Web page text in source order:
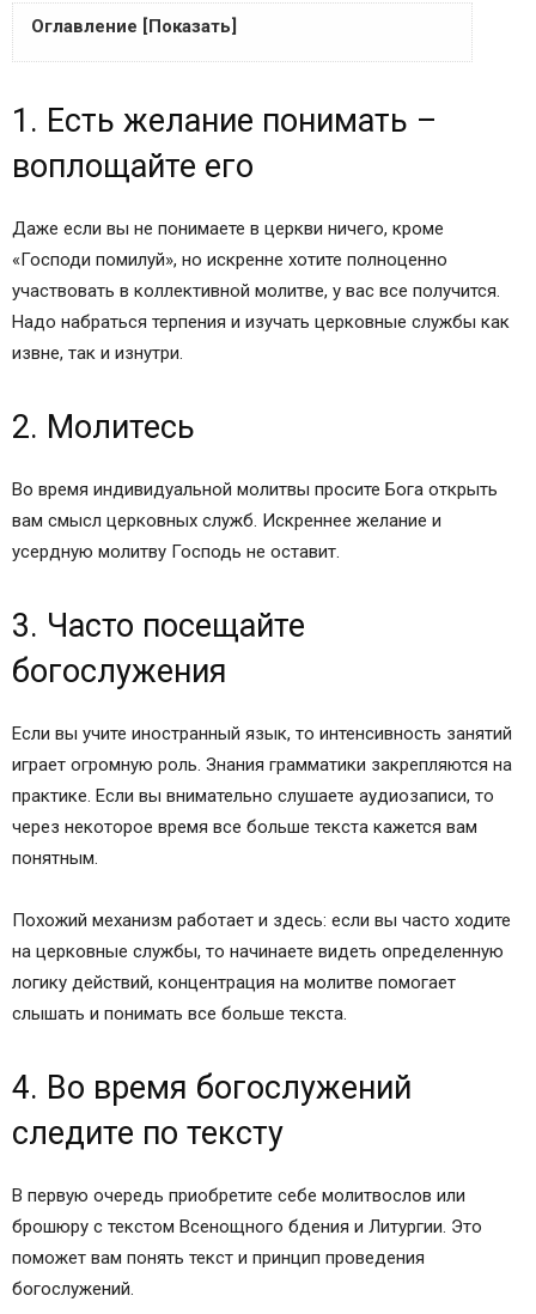
Оглавление [Показать]
2. Молитесь
3. Часто посещайте богослужения
4. Во время богослужений следите по тексту
7. Найдите себе служение
(Последовательность литургии … из
«Практический справочник по Православию»
Автор: Исмаилова С. (сост. ))
литургии.
литургии?
Когда в храмах и монастырях совершается
литургия?
которыми причащают: чаша, ложечка и т.д.?
Последовательность литургии. Совершение
службы.
время Проскомидии. Последовательность
литургии
Что такое Литургия оглашенных (литургия
слова). Что совершается при Литургии
оглашенных. Последовательность литургии
Далее читают Антифоны. Что такое антифоны?
Далее Малый вход (вход с Евангелием).
Далее Чтение прокимна и Апостольского
послания.
Далее Сугубая ектения (прошение).
Что такое Литургия верных. Что совершается
литургии
Далее поётся Херувимская песнь
Далее Великий вход.
Окончание Херувимской песни.
1. Есть желание понимать –
воплощайте его
Даже если вы не понимаете в церкви ничего, кроме
«Господи помилуй», но искренне хотите полноценно
участвовать в коллективной молитве, у вас все получится.
Надо набраться терпения и изучать церковные службы как
извне, так и изнутри.
2. Молитесь
Во время индивидуальной молитвы просите Бога открыть
вам смысл церковных служб. Искреннее желание и
усердную молитву Господь не оставит.
3. Часто посещайте
богослужения
Если вы учите иностранный язык, то интенсивность занятий
играет огромную роль. Знания грамматики закрепляются на
практике. Если вы внимательно слушаете аудиозаписи, то
через некоторое время все больше текста кажется вам
понятным.
Похожий механизм работает и здесь: если вы часто ходите
на церковные службы, то начинаете видеть определенную
логику действий, концентрация на молитве помогает
слышать и понимать все больше текста.
4. Во время богослужений
следите по тексту
В первую очередь приобретите себе молитвослов или
брошюру с текстом Всенощного бдения и Литургии. Это
поможет вам понять текст и принцип проведения
богослужений.